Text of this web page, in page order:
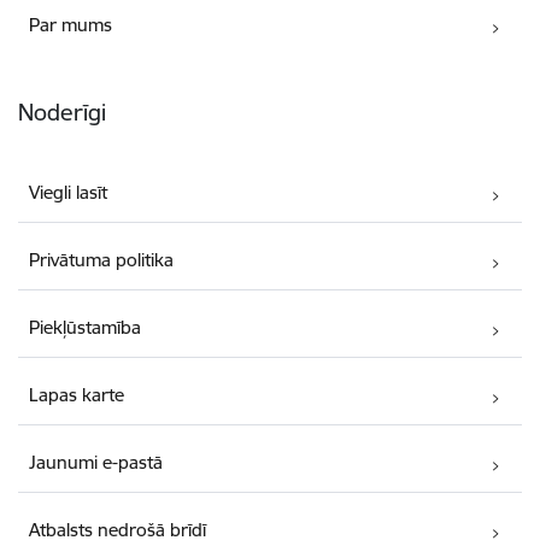
Par mums
Noderīgi
Viegli lasīt
Privātuma politika
Piekļūstamība
Lapas karte
Jaunumi e-pastā
Atbalsts nedrošā brīdī